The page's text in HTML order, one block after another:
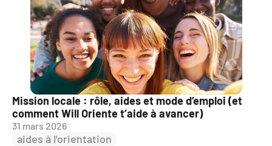
Mission locale : rôle, aides et mode d’emploi (et
comment Will Oriente t’aide à avancer)
31 mars 2026
aides à l'orientation